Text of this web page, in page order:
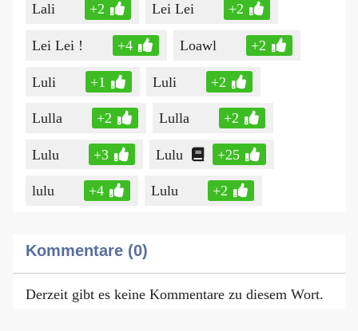
Lali +2 Lei Lei +2
Lei Lei ! +4 Loawl +2
Luli +1 Luli +2
Lulla +2 Lulla +2
Lulu +3 Lulu +25
lulu +4 Lulu +2
Kommentare (0)
Derzeit gibt es keine Kommentare zu diesem Wort.